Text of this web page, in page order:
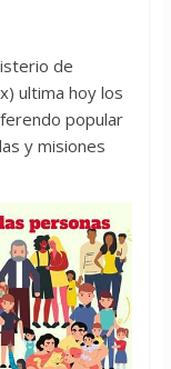
de
ultima hoy los
popular
y misiones